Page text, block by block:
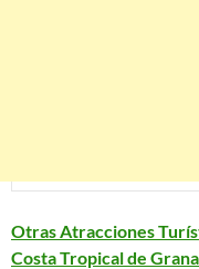
Otras Atracciones
Costa Tropical de